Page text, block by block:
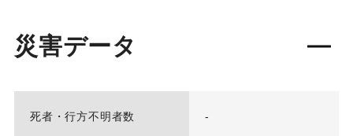
災害データ
死者・行方不明者数 -